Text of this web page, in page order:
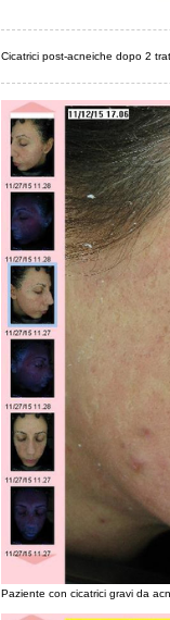
Cicatrici post-acneiche dopo 2
Paziente con cicatrici gravi da